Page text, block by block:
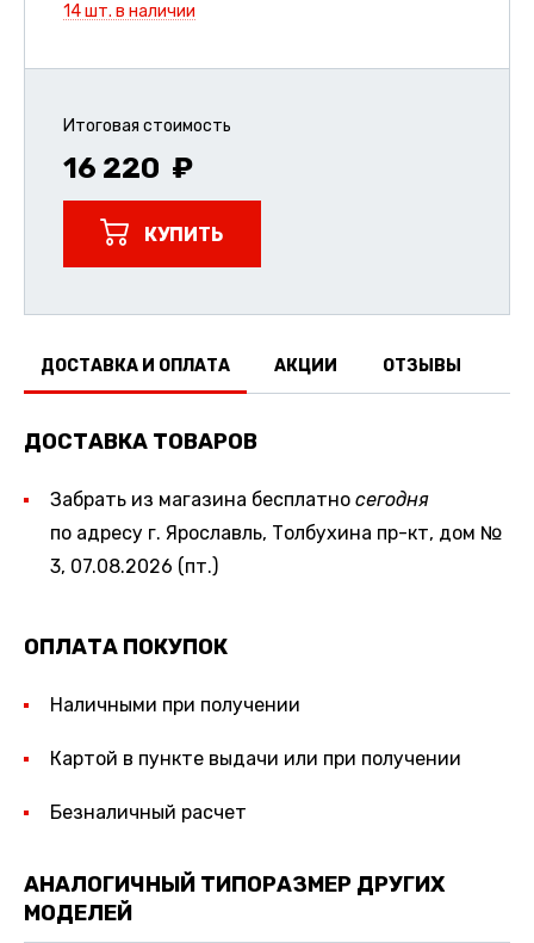
14 шт. в наличии
Итоговая стоимость
16 220
КУПИТЬ
ДОСТАВКА И ОПЛАТА АКЦИИ ОТЗЫВЫ
ДОСТАВКА ТОВАРОВ
Забрать из магазина бесплатно сегодня
по адресу г. Ярославль, Толбухина пр-кт, дом №
3, 07.08.2026 (пт.)
ОПЛАТА ПОКУПОК
Наличными при получении
Картой в пункте выдачи или при получении
Безналичный расчет
АНАЛОГИЧНЫЙ ТИПОРАЗМЕР ДРУГИХ
МОДЕЛЕЙ